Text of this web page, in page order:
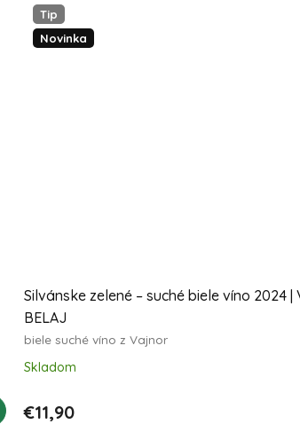
Tip
Novinka
Silvánske zelené – suché biele víno 2024 |
BELAJ
biele suché víno z Vajnor
Skladom
€11,90